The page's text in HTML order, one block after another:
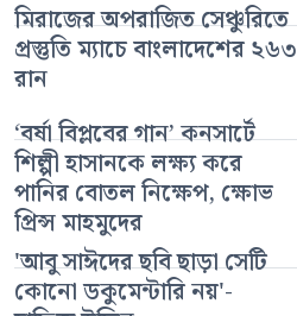
মিরাজের অপরাজিত সেঞ্চুরিতে
প্রস্তুতি ম্যাচে বাংলাদেশের ২৬৩
রান
‘বর্ষা বিপ্লবের গান’ কনসার্টে
শিল্পী হাসানকে লক্ষ্য করে
পানির বোতল নিক্ষেপ, ক্ষোভ
প্রিন্স মাহমুদের
'আবু সাঈদের ছবি ছাড়া সেটি
কোনো ডকুমেন্টারি নয়'-